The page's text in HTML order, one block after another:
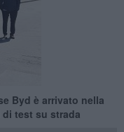
Byd è arrivato nella
test su strada